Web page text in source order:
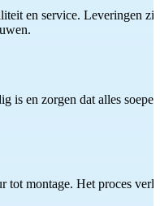
en service. Leveringen
en zorgen dat alles
montage. Het proces